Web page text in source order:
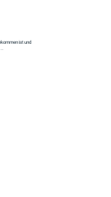
ist und